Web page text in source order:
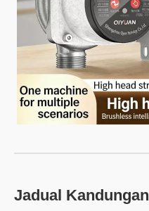
Jadual Kandungan